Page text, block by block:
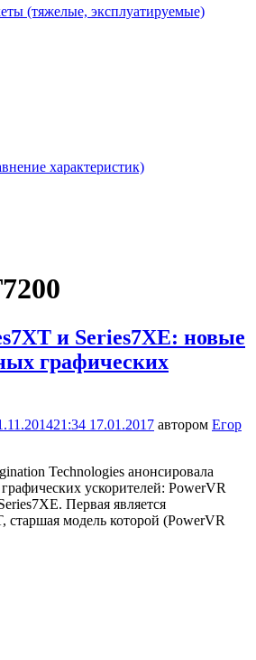
(тяжелые, эксплуатируемые)
характеристик)
и Series7XE: новые
графических
21:34 17.01.2017 автором Егор
Technologies анонсировала
ускорителей: PowerVR
Первая является
старшая модель которой (PowerVR